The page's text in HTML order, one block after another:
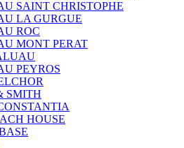
SAINT CHRISTOPHE
LA GURGUE
ROC
MONT PERAT
PEYROS
SMITH
HOUSE